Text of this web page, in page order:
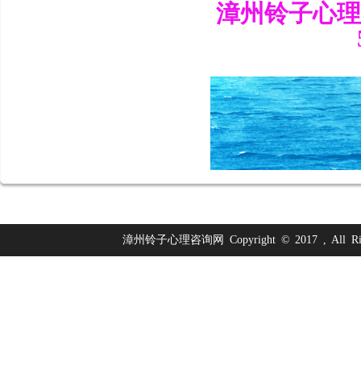
漳州铃子心
漳州铃子心理咨询网 Copyright © 2017 , All